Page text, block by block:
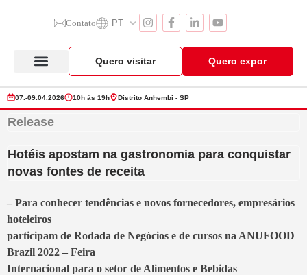
Contato PT
Quero visitar Quero expor
07.-09.04.2026 10h às 19h Distrito Anhembi - SP
Release
Hotéis apostam na gastronomia para conquistar
novas fontes de receita
– Para conhecer tendências e novos fornecedores, empresários
hoteleiros
participam de Rodada de Negócios e de cursos na ANUFOOD
Brazil 2022 – Feira
Internacional para o setor de Alimentos e Bebidas